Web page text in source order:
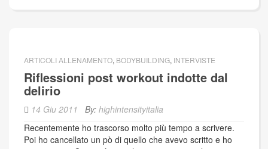
ARTICOLI ALLENAMENTO, BODYBUILDING, INTERVISTE
Riflessioni post workout indotte dal
delirio
14 Giu 2011 By: highintensityitalia
Recentemente ho trascorso molto più tempo a scrivere.
Poi ho cancellato un pò di quello che avevo scritto e ho